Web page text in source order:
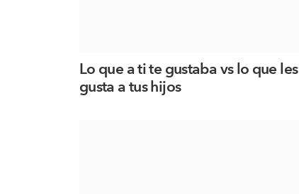
Lo que a ti te gustaba vs lo que les
gusta a tus hijos